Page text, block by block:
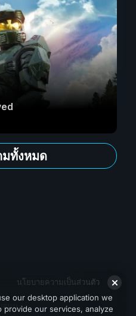
มทั้งหมด
นโยบายความเป็นส่วนตัว
สนุน
our desktop application we
our services, analyze